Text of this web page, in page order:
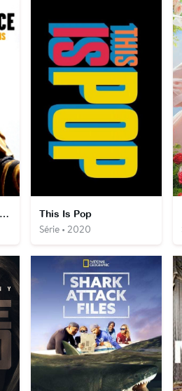
Saint Boniface, évangélisateur des Germains This Is Pop
Série • 2020